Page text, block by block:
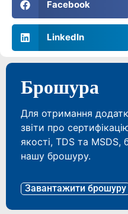
Facebook
LinkedIn
Брошура
Для отримання
звіти про
якості, TDS та MSDS,
нашу брошуру.
Завантажити брошуру